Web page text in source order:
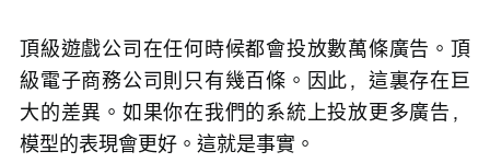
頂級遊戲公司在任何時候都會投放數萬條廣告。頂
級電子商務公司則只有幾百條。因此，這裏存在巨
大的差異。如果你在我們的系統上投放更多廣告，
模型的表現會更好。這就是事實。